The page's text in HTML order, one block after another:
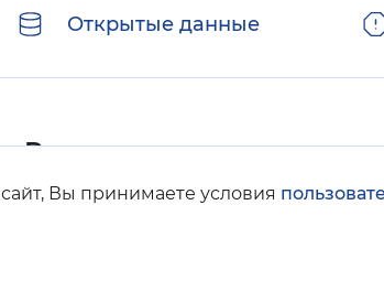
Вы принимаете условия
Открытые данные